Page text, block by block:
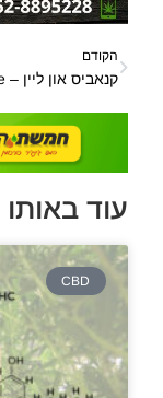
הקודם
עוד
CBD